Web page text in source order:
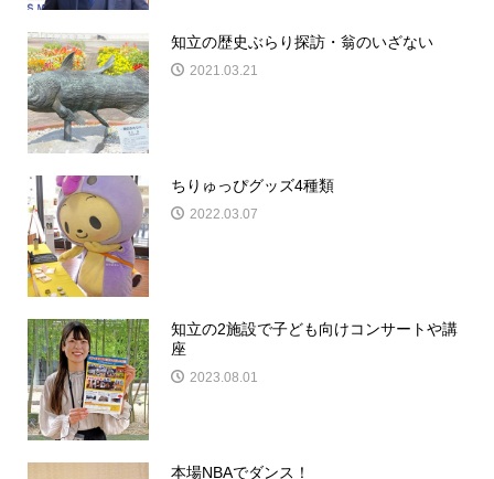
知立の歴史ぶらり探訪・翁のいざない
2021.03.21
ちりゅっぴグッズ4種類
2022.03.07
知立の2施設で子ども向けコンサートや講
座
2023.08.01
本場NBAでダンス！